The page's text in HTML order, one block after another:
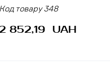
Код товару 348
852,19  UAH